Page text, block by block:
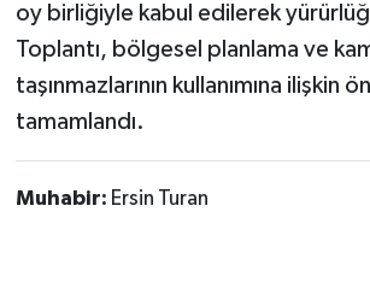
oy birliğiyle kabul edilerek
Toplantı, bölgesel planlama ve
taşınmazlarının kullanımına ilişkin
tamamlandı.
Muhabir: Ersin Turan